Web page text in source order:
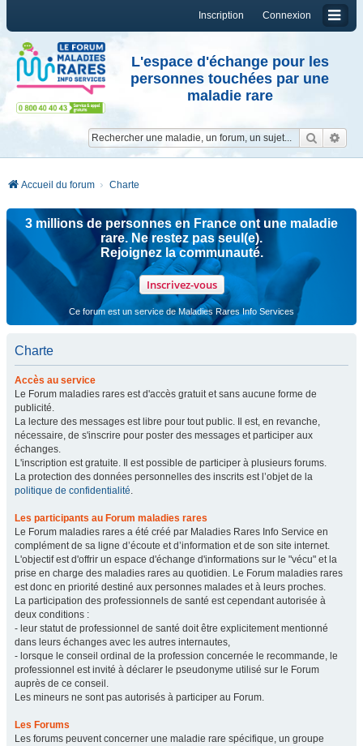
Connexion
Inscription
L'espace d'échange pour les
personnes touchées par une
maladie rare
Accueil du forum Charte
3 millions de personnes en France ont une maladie
rare. Ne restez pas seul(e).
Rejoignez la communauté.
Inscrivez-vous
Ce forum est un service de Maladies Rares Info Services
Charte
Accès au service
Le Forum maladies rares est d'accès gratuit et sans aucune forme de
publicité.
La lecture des messages est libre pour tout public. Il est, en revanche,
nécessaire, de s'inscrire pour poster des messages et participer aux
échanges.
L'inscription est gratuite. Il est possible de participer à plusieurs forums.
La protection des données personnelles des inscrits est l’objet de la
politique de confidentialité.
Les participants au Forum maladies rares
Le Forum maladies rares a été créé par Maladies Rares Info Service en
complément de sa ligne d’écoute et d’information et de son site internet.
L'objectif est d'offrir un espace d'échange d'informations sur le "vécu" et la
prise en charge des maladies rares au quotidien. Le Forum maladies rares
est donc en priorité destiné aux personnes malades et à leurs proches.
La participation des professionnels de santé est cependant autorisée à
deux conditions :
- leur statut de professionnel de santé doit être explicitement mentionné
dans leurs échanges avec les autres internautes,
- lorsque le conseil ordinal de la profession concernée le recommande, le
professionnel est invité à déclarer le pseudonyme utilisé sur le Forum
auprès de ce conseil.
Les mineurs ne sont pas autorisés à participer au Forum.
Les Forums
Les forums peuvent concerner une maladie rare spécifique, un groupe